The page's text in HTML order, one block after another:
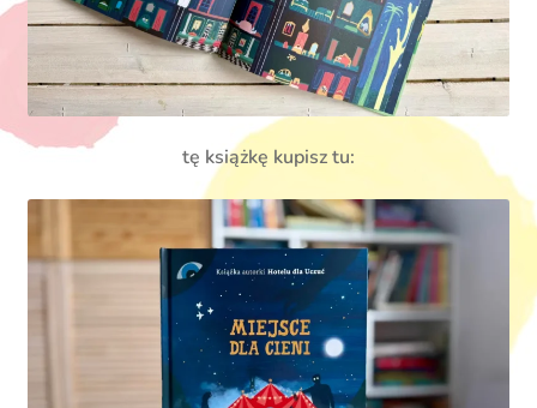
tę książkę kupisz tu: